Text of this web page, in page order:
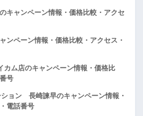
キャンペーン情報・価格比較・アクセ
ペーン情報・価格比較・アクセス・
ム店のキャンペーン情報・価格比
号
ョン 長崎諫早のキャンペーン情報・
電話番号